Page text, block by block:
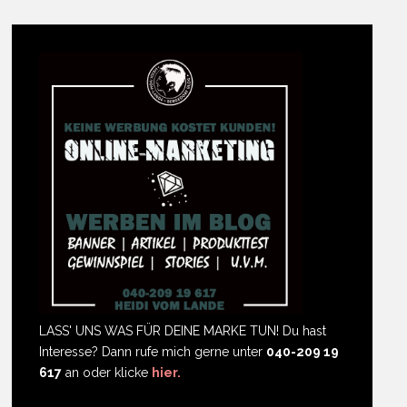
LASS' UNS WAS FÜR DEINE MARKE TUN! Du hast
Interesse? Dann rufe mich gerne unter 040-209 19
617 an oder klicke hier.